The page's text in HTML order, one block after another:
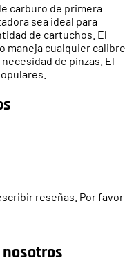
carburo de primera
sea ideal para
de cartuchos. El
maneja cualquier calibre
de pinzas. El
reseñas. Por favor